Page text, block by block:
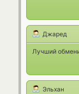
Джаред
Лучший
Эльхан